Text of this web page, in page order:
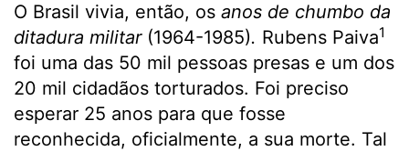
O Brasil vivia, então, os anos de chumbo da
ditadura militar (1964-1985). Rubens Paiva1
foi uma das 50 mil pessoas presas e um dos
20 mil cidadãos torturados. Foi preciso
esperar 25 anos para que fosse
reconhecida, oficialmente, a sua morte. Tal